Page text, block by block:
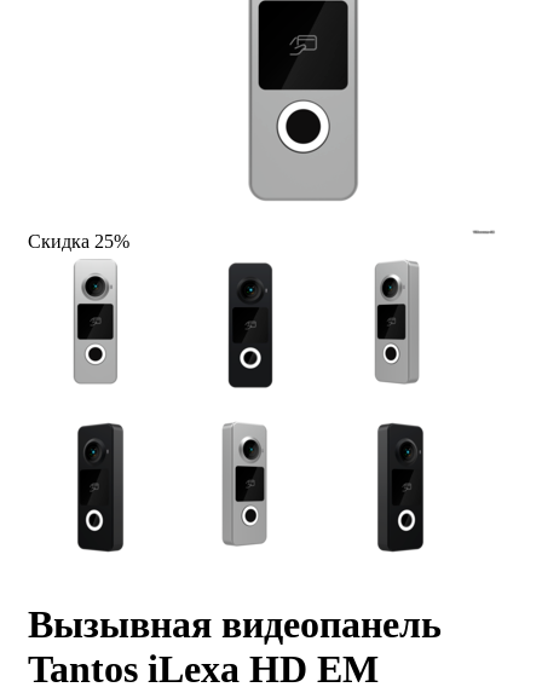
Скидка 25%
Вызывная видеопанель
Tantos iLexa HD EM